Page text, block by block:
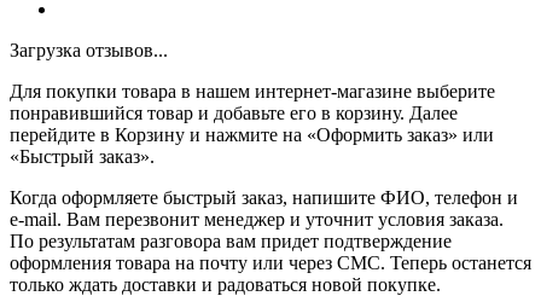
Загрузка отзывов...
Для покупки товара в нашем интернет-магазине выберите
понравившийся товар и добавьте его в корзину. Далее
перейдите в Корзину и нажмите на «Оформить заказ» или
«Быстрый заказ».
Когда оформляете быстрый заказ, напишите ФИО, телефон и
e-mail. Вам перезвонит менеджер и уточнит условия заказа.
По результатам разговора вам придет подтверждение
оформления товара на почту или через СМС. Теперь останется
только ждать доставки и радоваться новой покупке.